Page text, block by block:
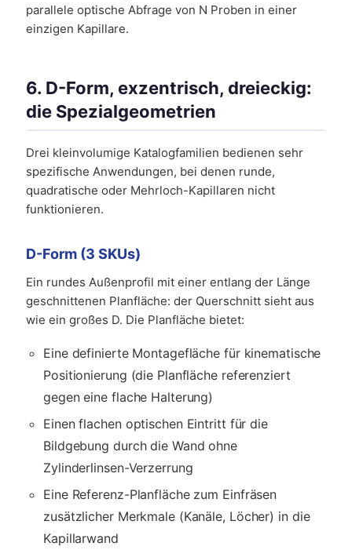
parallele optische Abfrage von N Proben in einer
einzigen Kapillare.
6. D-Form, exzentrisch, dreieckig:
die Spezialgeometrien
Drei kleinvolumige Katalogfamilien bedienen sehr
spezifische Anwendungen, bei denen runde,
quadratische oder Mehrloch-Kapillaren nicht
funktionieren.
D-Form (3 SKUs)
Ein rundes Außenprofil mit einer entlang der Länge
geschnittenen Planfläche: der Querschnitt sieht aus
wie ein großes D. Die Planfläche bietet:
Eine definierte Montagefläche für kinematische
Positionierung (die Planfläche referenziert
gegen eine flache Halterung)
Einen flachen optischen Eintritt für die
Bildgebung durch die Wand ohne
Zylinderlinsen-Verzerrung
Eine Referenz-Planfläche zum Einfräsen
zusätzlicher Merkmale (Kanäle, Löcher) in die
Kapillarwand